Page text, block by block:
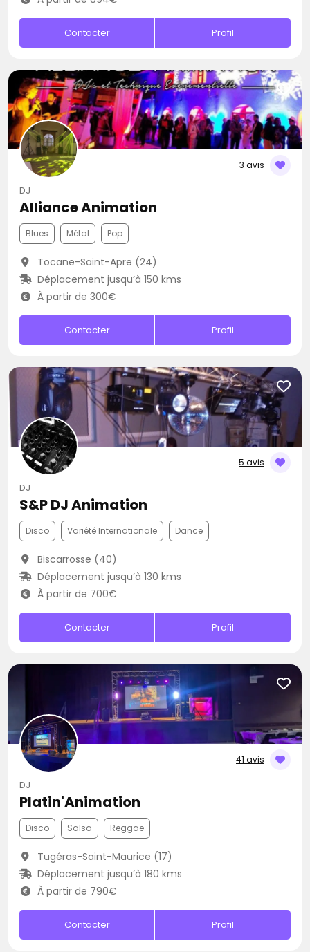
Contacter Profil
3 avis
DJ
Alliance Animation
Blues Métal Pop
Tocane-Saint-Apre (24)
Déplacement jusqu’à 150 kms
À partir de 300€
Contacter Profil
5 avis
DJ
S&P DJ Animation
Disco Variété Internationale Dance
Biscarrosse (40)
Déplacement jusqu’à 130 kms
À partir de 700€
Contacter Profil
41 avis
DJ
Platin'Animation
Disco Salsa Reggae
Tugéras-Saint-Maurice (17)
Déplacement jusqu’à 180 kms
À partir de 790€
Contacter Profil